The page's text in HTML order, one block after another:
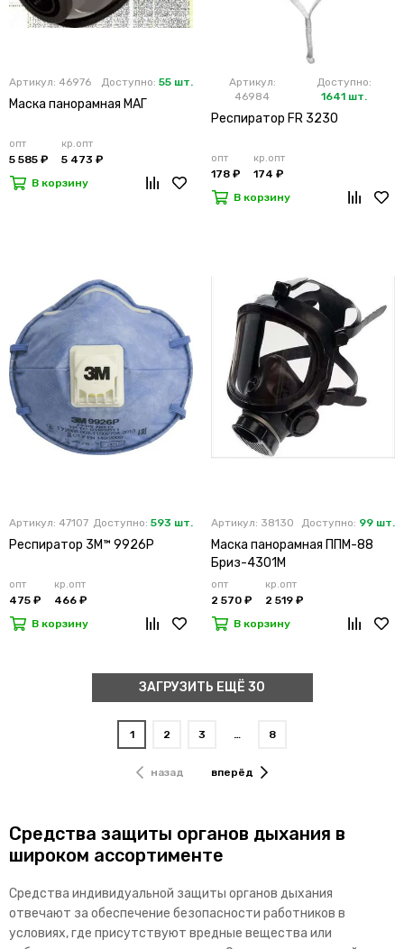
Артикул: 46976 Доступно: 55 шт.
Маска панорамная МАГ
опт
5 585 ₽
кр.опт
5 473 ₽
В корзину
Артикул:
46984
Доступно:
1641 шт.
Респиратор FR 3230
опт
178 ₽
кр.опт
174 ₽
В корзину
Артикул: 47107 Доступно: 593 шт.
Респиратор 3M™ 9926Р
опт
475 ₽
кр.опт
466 ₽
В корзину
Артикул: 38130 Доступно: 99 шт.
Маска панорамная ППМ-88
Бриз-4301М
опт
2 570 ₽
кр.опт
2 519 ₽
В корзину
ЗАГРУЗИТЬ ЕЩЁ 30
назад
1 2 3 … 8
вперёд
Средства защиты органов дыхания в
широком ассортименте
Средства индивидуальной защиты органов дыхания
отвечают за обеспечение безопасности работников в
условиях, где присутствуют вредные вещества или